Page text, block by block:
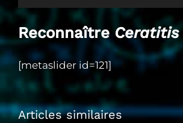
Reconnaître
[metaslider id=121]
Articles similaires